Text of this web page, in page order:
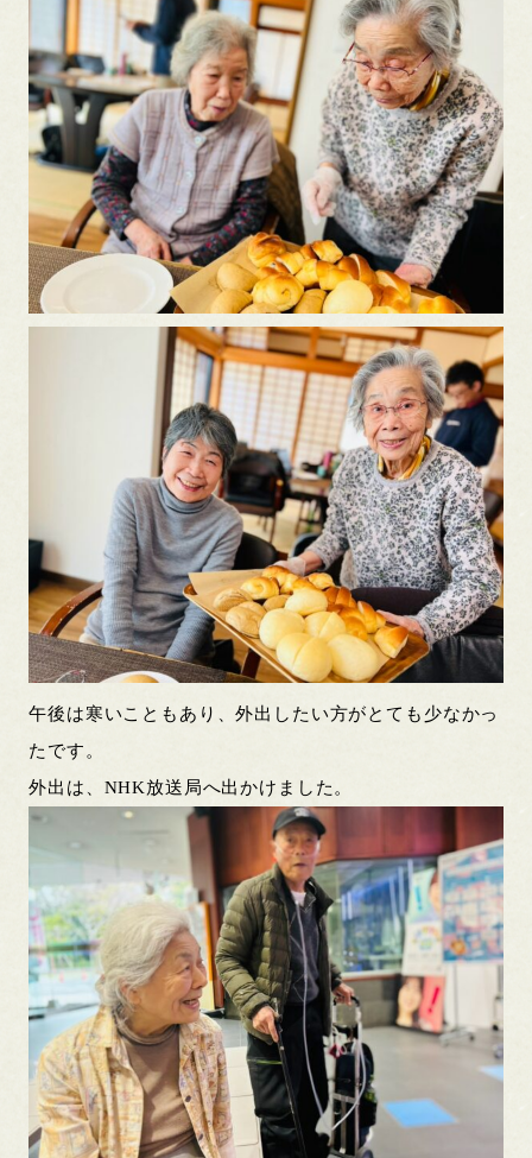
午後は寒いこともあり、外出したい方がとても少なかっ
たです。
外出は、NHK放送局へ出かけました。